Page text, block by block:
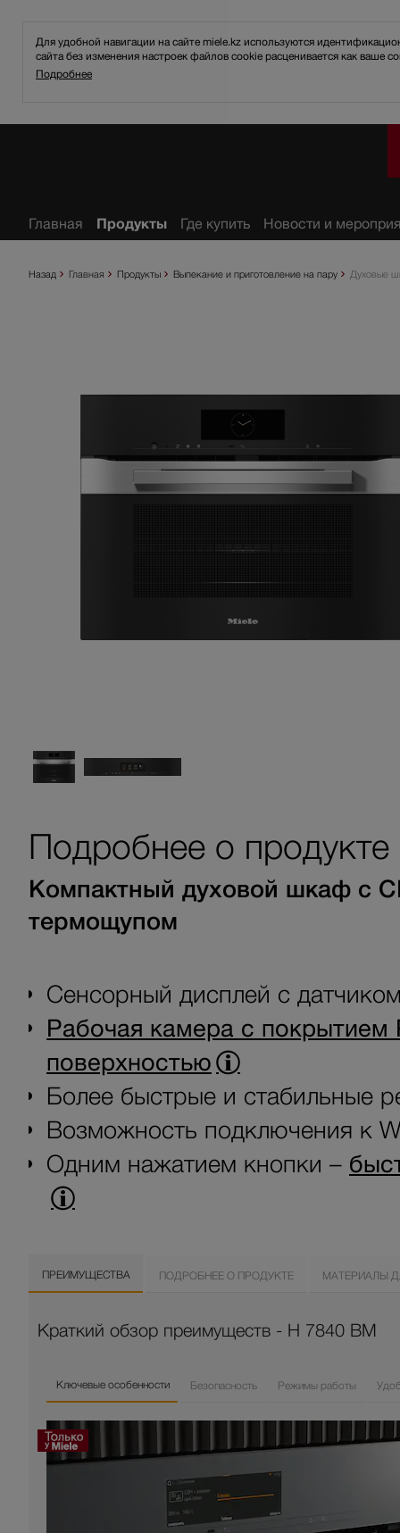
Для удобной навигации на сайте miele.kz используются
сайта без изменения настроек файлов cookie расценивается как ваше
Подробнее
Назад Главная Продукты Выпекание и приготовление на пару Духовые
Подробнее о продукте
Компактный духовой шкаф с
термощупом
Сенсорный дисплей с
Рабочая камера с
поверхностью
Более быстрые и стабильные
Возможность подключения к
Одним нажатием кнопки –
ПРЕИМУЩЕСТВА ПОДРОБНЕЕ О ПРОДУКТЕ МАТЕРИАЛЫ
Краткий обзор преимуществ - H 7840 BM
Ключевые особенности Безопасность Режимы работы
Главная Продукты Где купить Новости и